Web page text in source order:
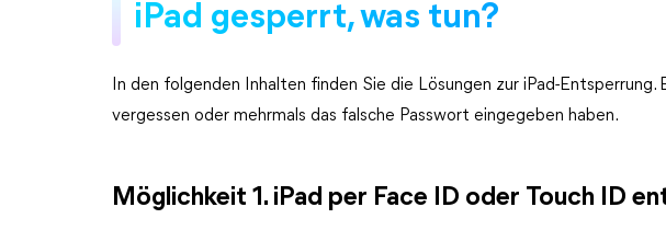
iPad gesperrt, was tun?
In den folgenden Inhalten finden Sie die Lösungen zur iPad-Entsperrung.
vergessen oder mehrmals das falsche Passwort eingegeben haben.
Möglichkeit 1. iPad per Face ID oder Touch ID